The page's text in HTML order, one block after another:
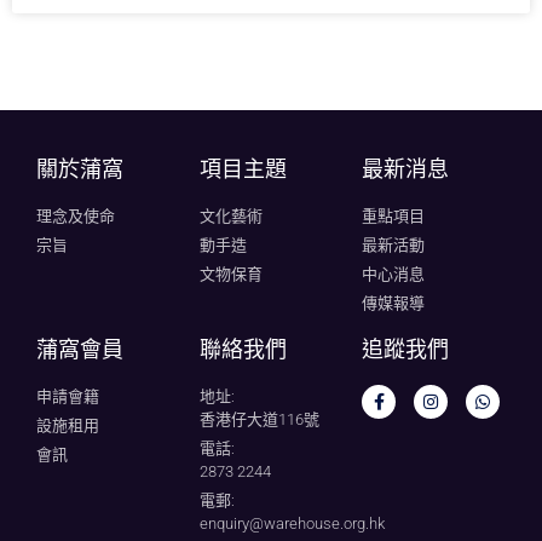
關於蒲窩​
理念及使命
宗旨
項目主題
文化藝術
動手造
文物保育
最新消息
重點項目
最新活動
中心消息
傳媒報導
蒲窩會員
申請會籍
設施租用
會訊
聯絡我們
地址:
香港仔大道116號
電話:
2873 2244
電郵:
enquiry@warehouse.org.hk
追蹤我們